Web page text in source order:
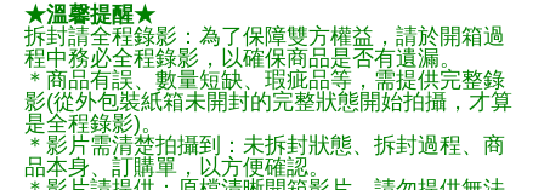
★溫馨提醒★
拆封請全程錄影：為了保障雙方權益，請於開箱過
程中務必全程錄影，以確保商品是否有遺漏。
＊商品有誤、數量短缺、瑕疵品等，需提供完整錄
影(從外包裝紙箱未開封的完整狀態開始拍攝，才算
是全程錄影)。
＊影片需清楚拍攝到：未拆封狀態、拆封過程、商
品本身、訂購單，以方便確認。